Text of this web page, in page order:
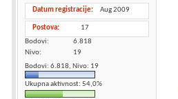
Datum registracije Aug 2009
Postova
17
Bodovi
6.818
Nivo
19
Bodovi: 6.818, Nivo: 19
Ukupna aktivnost: 54,0%